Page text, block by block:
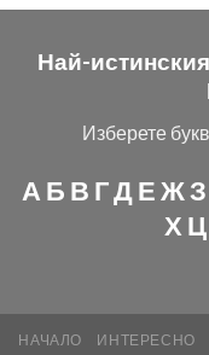
Най-
Изберете
А Б В ГДЕЖЗ
Х Ц
НАЧАЛО ИНТЕРЕСНО